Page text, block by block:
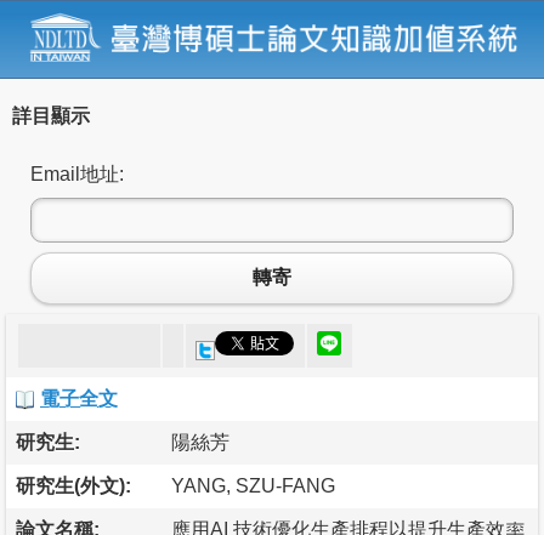
詳目顯示
Email地址:
轉寄
電子全文
研究生: 陽絲芳
研究生(外文): YANG, SZU-FANG
論文名稱:
應用AI 技術優化生產排程以提升生產效率